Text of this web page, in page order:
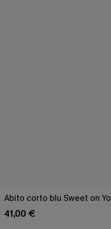
Abito corto blu Sweet on
41,00 €